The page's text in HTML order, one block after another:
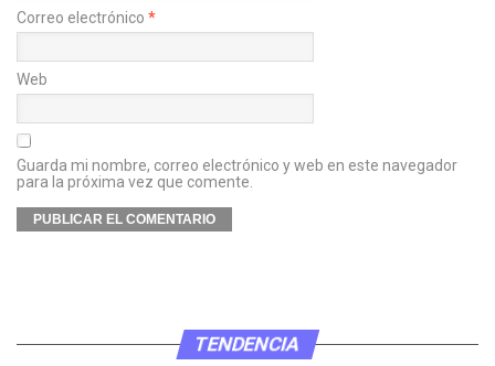
Correo electrónico *
Web
Guarda mi nombre, correo electrónico y web en este navegador
para la próxima vez que comente.
TENDENCIA